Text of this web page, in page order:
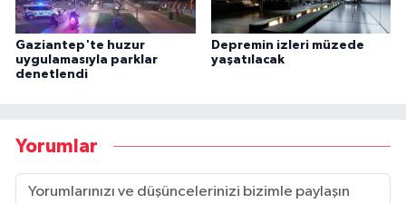
Gaziantep'te huzur
uygulamasıyla parklar
denetlendi
Depremin izleri müzede
yaşatılacak
Yorumlar